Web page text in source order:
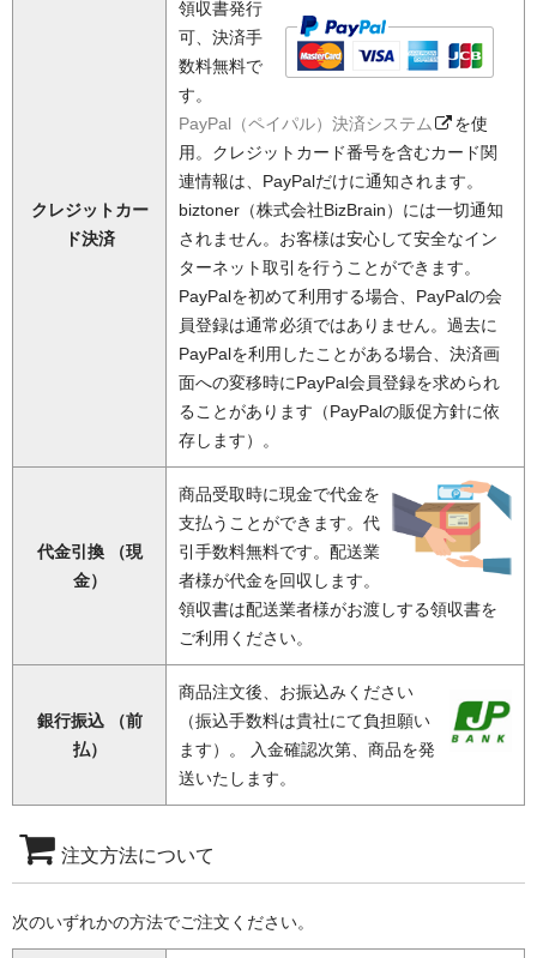
クレジットカー
ド決済
領収書発行
可、決済手
数料無料で
す。
PayPal（ペイパル）決済システム
を使
用。クレジットカード番号を含むカード関
連情報は、PayPalだけに通知されます。
biztoner（株式会社BizBrain）には一切通知
されません。お客様は安心して安全なイン
ターネット取引を行うことができます。
PayPalを初めて利用する場合、PayPalの会
員登録は通常必須ではありません。過去に
PayPalを利用したことがある場合、決済画
面への変移時にPayPal会員登録を求められ
ることがあります（PayPalの販促方針に依
存します）。
代金引換 （現
金）
商品受取時に現金で代金を
支払うことができます。代
引手数料無料です。配送業
者様が代金を回収します。
領収書は配送業者様がお渡しする領収書を
ご利用ください。
銀行振込 （前
払）
商品注文後、お振込みください
（振込手数料は貴社にて負担願い
ます）。 入金確認次第、商品を発
送いたします。
注文方法について
次のいずれかの方法でご注文ください。